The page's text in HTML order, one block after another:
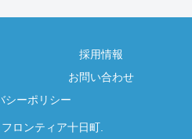
採用情報
お問い合わせ
シーポリシー
ロンティア十日町.